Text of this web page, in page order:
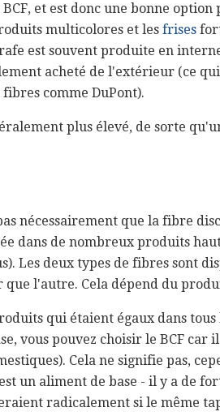
et est donc une bonne option
multicolores et les frises
est souvent produite en
acheté de l'extérieur (ce
comme DuPont).
plus élevé, de sorte
nécessairement que la fibre
dans de nombreux produits
Les deux types de fibres sont
l'autre. Cela dépend du
qui étaient égaux dans
vous pouvez choisir le BCF car
Cela ne signifie pas,
un aliment de base - il y a de
radicalement si le même